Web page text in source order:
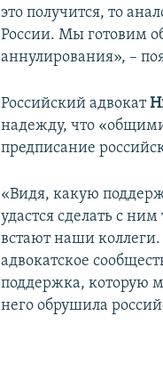
это получится, то
России. Мы готовим
аннулирования», –
Российский адвокат
надежду, что
предписание
«Видя, какую
удастся сделать с
встают наши коллеги.
адвокатское
поддержка, которую
него обрушила